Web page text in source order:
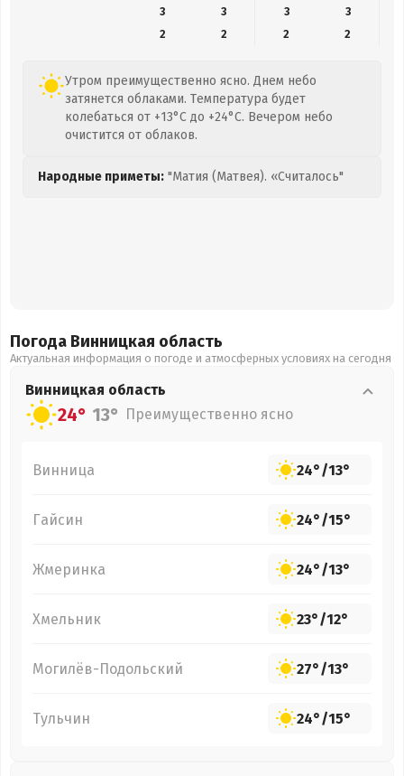
3
3 3
3
2
2 2 2
Утром преимущественно ясно. Днем небо
затянется облаками. Температура будет
колебаться от +13°C до +24°C. Вечером небо
очистится от облаков.
Народные приметы: "Матия (Матвея). «Считалось"
Погода Винницкая область
Актуальная информация о погоде и атмосферных условиях на сегодня
Винницкая область
24° 13° Преимущественно ясно
Винница 24°/13°
Гайсин 24°/15°
Жмеринка 24°/13°
Хмельник 23°/12°
Могилёв-Подольский 27°/13°
Тульчин 24°/15°